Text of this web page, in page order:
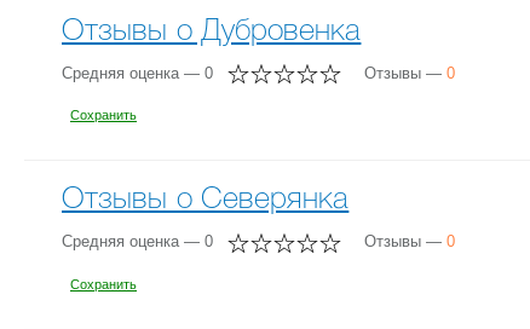
Отзывы о Дубровенка
Средняя оценка — 0 Отзывы — 0
Сохранить
Отзывы о Северянка
Средняя оценка — 0 Отзывы — 0
Сохранить